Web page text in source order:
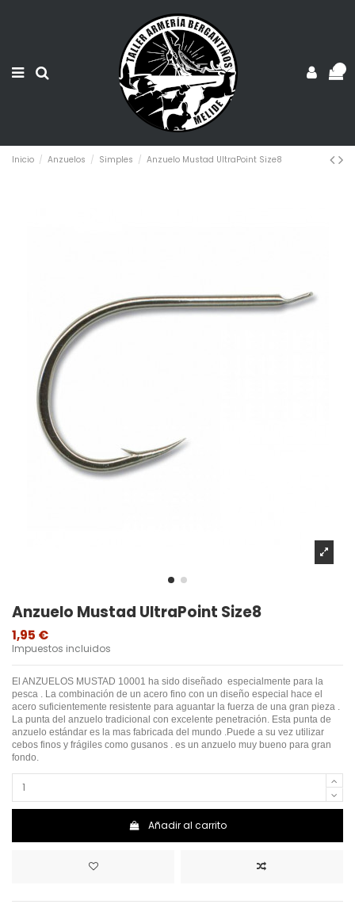
Inicio Anzuelos Simples Anzuelo Mustad UltraPoint Size8
Anzuelo Mustad UltraPoint Size8
1,95 €
Impuestos incluidos
El ANZUELOS MUSTAD 10001 ha sido diseñado especialmente para la
pesca . La combinación de un acero fino con un diseño especial hace el
acero suficientemente resistente para aguantar la fuerza de una gran pieza .
La punta del anzuelo tradicional con excelente penetración. Esta punta de
anzuelo estándar es la mas fabricada del mundo .Puede a su vez utilizar
cebos finos y frágiles como gusanos . es un anzuelo muy bueno para gran
fondo.
Añadir al carrito